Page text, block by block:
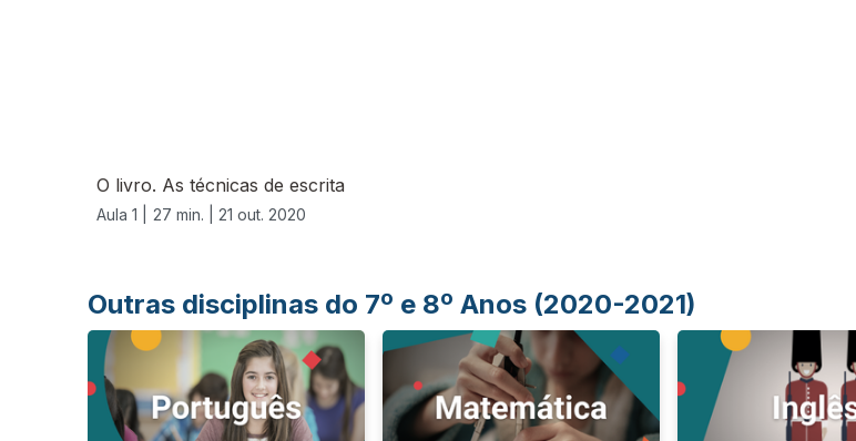
O livro. As técnicas de escrita
Aula 1 | 27 min. | 21 out. 2020
Outras disciplinas do 7º e 8º Anos (2020-2021)